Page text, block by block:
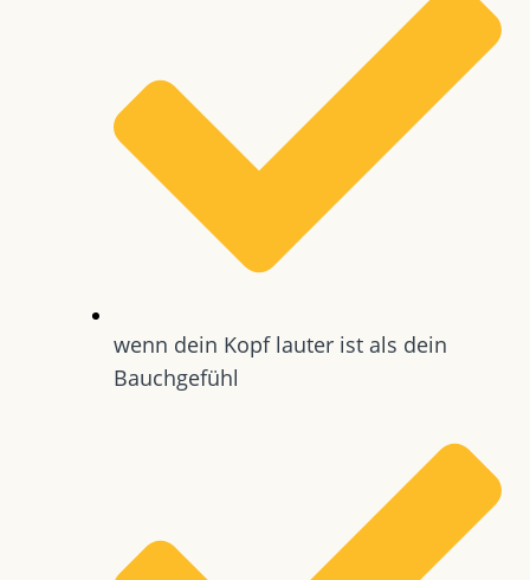
wenn dein Kopf lauter ist als dein
Bauchgefühl